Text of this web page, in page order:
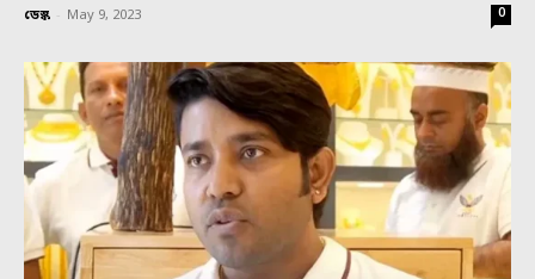
ডেস্ক - May 9, 2023 0